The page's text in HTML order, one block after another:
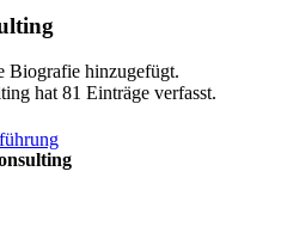
Biografie hinzugefügt.
hat 81 Einträge verfasst.